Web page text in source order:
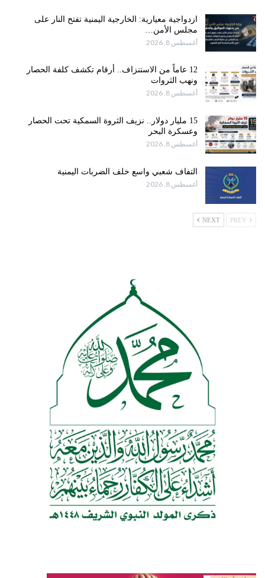
ازدواجية معيارية: الخارجية اليمنية تفتح النار على
مجلس الأمن…
أغسطس 8, 2026
12 عاماً من الاستنزاف.. أرقام تكشف كلفة الحصار
ونهب الثروات
أغسطس 8, 2026
15 مليار دولار.. نزيف الثروة السمكية تحت الحصار
وعسكرة البحر
أغسطس 8, 2026
التفاف شعبي واسع خلف الضربات اليمنية
أغسطس 8, 2026
NEXT